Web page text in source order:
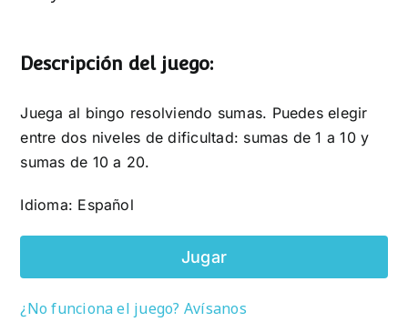
Descripción del juego:
Juega al bingo resolviendo sumas. Puedes elegir
entre dos niveles de dificultad: sumas de 1 a 10 y
sumas de 10 a 20.
Idioma: Español
Jugar
¿No funciona el juego? Avísanos